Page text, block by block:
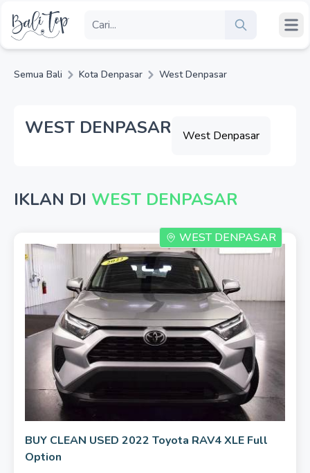
Semua Bali Kota Denpasar West Denpasar
WEST DENPASAR West Denpasar
IKLAN DI WEST DENPASAR
WEST DENPASAR
BUY CLEAN USED 2022 Toyota RAV4 XLE Full
Option